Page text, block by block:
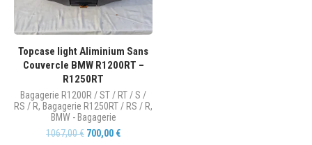
Topcase light Aliminium Sans
Couvercle BMW R1200RT –
R1250RT
Bagagerie R1200R / ST / RT / S /
RS / R, Bagagerie R1250RT / RS / R,
BMW - Bagagerie
1067,00€ 700,00 €